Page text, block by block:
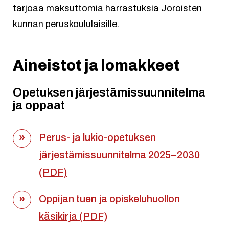
tarjoaa maksuttomia harrastuksia Joroisten
kunnan peruskoululaisille.
Aineistot ja lomakkeet
Opetuksen järjestämissuunnitelma
ja oppaat
Perus- ja lukio-opetuksen
järjestämissuunnitelma 2025–2030
(PDF)
Oppijan tuen ja opiskeluhuollon
käsikirja (PDF)